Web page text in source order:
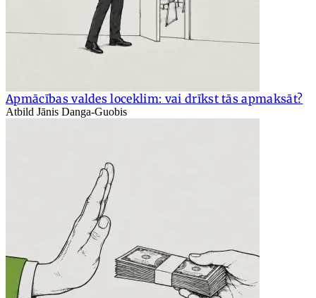
Apmācības valdes loceklim: vai drīkst tās apmaksāt?
Atbild Jānis Danga-Guobis